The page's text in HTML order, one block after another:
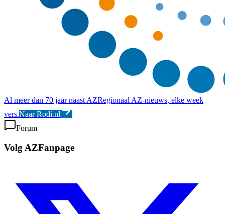
Al meer dan 70 jaar naast AZRegionaal AZ-nieuws, elke week
vers.Naar Rodi.nl
Forum
Volg AZFanpage